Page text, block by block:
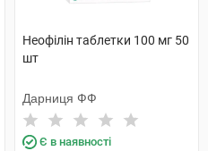
Неофілін таблетки 100 мг 50
шт
Дарниця ФФ
Є в наявності